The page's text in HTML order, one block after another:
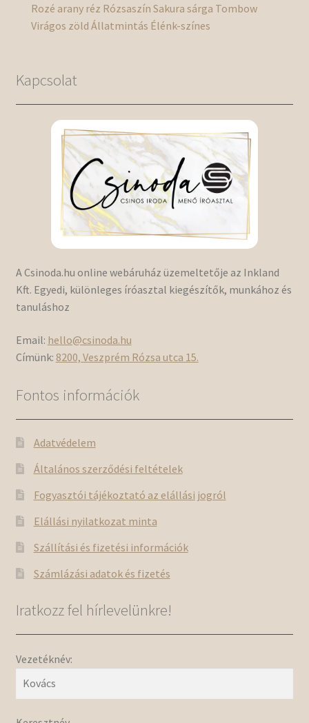
Rozé arany réz Rózsaszín Sakura sárga Tombow
Virágos zöld Állatmintás Élénk-színes
Kapcsolat
A Csinoda.hu online webáruház üzemeltetője az Inkland
Kft. Egyedi, különleges íróasztal kiegészítők, munkához és
tanuláshoz
Email: hello@csinoda.hu
Címünk: 8200, Veszprém Rózsa utca 15.
Fontos információk
Adatvédelem
Általános szerződési feltételek
Fogyasztói tájékoztató az elállási jogról
Elállási nyilatkozat minta
Szállítási és fizetési információk
Számlázási adatok és fizetés
Iratkozz fel hírlevelünkre!
Vezetéknév: